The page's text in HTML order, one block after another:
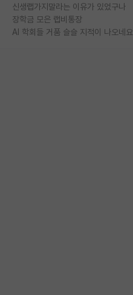
신생랩가지말라는 이유가 있었구나
장학금 모은 랩비통장
AI 학회들 거품 슬슬 지적이 나오네요